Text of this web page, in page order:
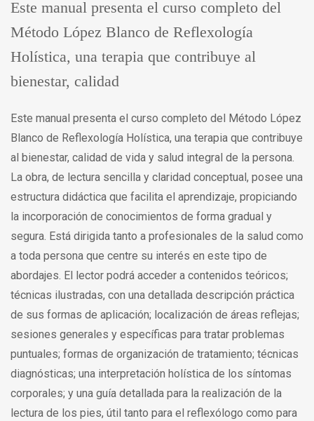
Este manual presenta el curso completo del
Método López Blanco de Reflexología
Holística, una terapia que contribuye al
bienestar, calidad
Este manual presenta el curso completo del Método López
Blanco de Reflexología Holística, una terapia que contribuye
al bienestar, calidad de vida y salud integral de la persona.
La obra, de lectura sencilla y claridad conceptual, posee una
estructura didáctica que facilita el aprendizaje, propiciando
la incorporación de conocimientos de forma gradual y
segura. Está dirigida tanto a profesionales de la salud como
a toda persona que centre su interés en este tipo de
abordajes. El lector podrá acceder a contenidos teóricos;
técnicas ilustradas, con una detallada descripción práctica
de sus formas de aplicación; localización de áreas reflejas;
sesiones generales y específicas para tratar problemas
puntuales; formas de organización de tratamiento; técnicas
diagnósticas; una interpretación holística de los síntomas
corporales; y una guía detallada para la realización de la
lectura de los pies, útil tanto para el reflexólogo como para